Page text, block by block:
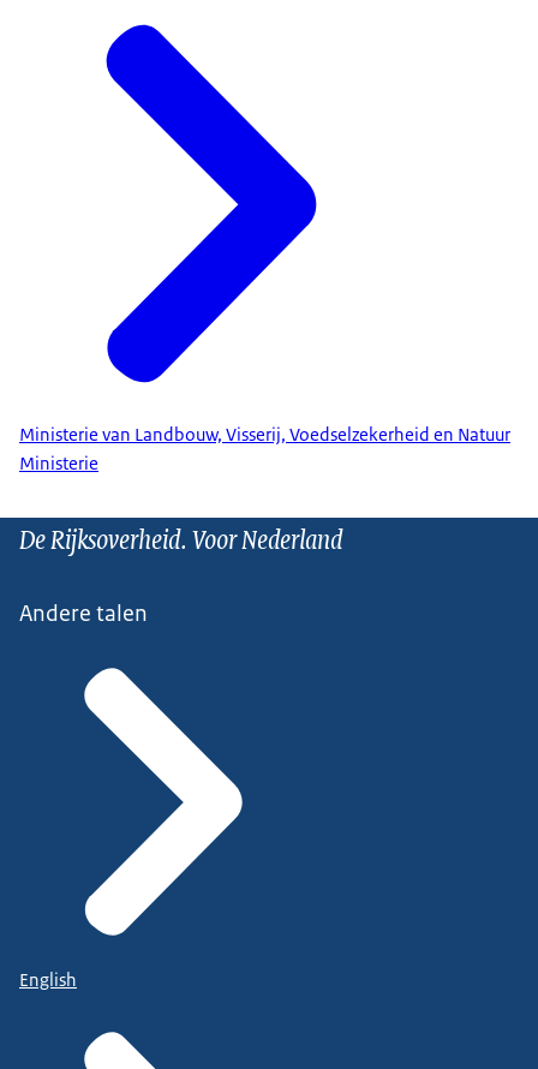
Ministerie van Landbouw, Visserij, Voedselzekerheid en Natuur
Ministerie
De Rijksoverheid. Voor Nederland
Andere talen
English